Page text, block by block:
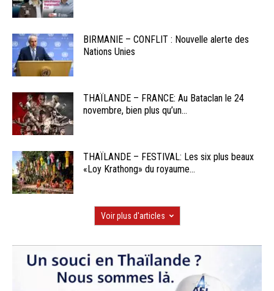
BIRMANIE – CONFLIT : Nouvelle alerte des
Nations Unies
THAÏLANDE – FRANCE: Au Bataclan le 24
novembre, bien plus qu’un...
THAÏLANDE – FESTIVAL: Les six plus beaux
«Loy Krathong» du royaume...
Voir plus d'articles